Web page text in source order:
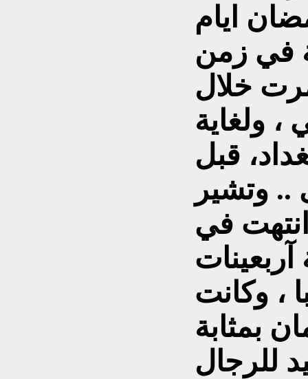
رمضان ايام
في زمن
خلال
، ولغاية
قبل
.. وتشير
في
آربعينات
، وكانت
بمثابة